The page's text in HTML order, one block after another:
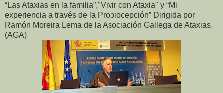
“Las Ataxias en la familia”,"Vivir con Ataxia" y “Mi
experiencia a través de la Propiocepción” Dirigida por
Ramón Moreira Lema de la Asociación Gallega de Ataxias.
(AGA)